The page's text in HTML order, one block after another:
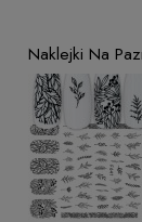
Naklejki Na